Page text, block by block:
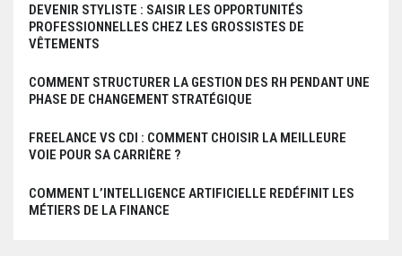
DEVENIR STYLISTE : SAISIR LES OPPORTUNITÉS
PROFESSIONNELLES CHEZ LES GROSSISTES DE
VÊTEMENTS
COMMENT STRUCTURER LA GESTION DES RH PENDANT UNE
PHASE DE CHANGEMENT STRATÉGIQUE
FREELANCE VS CDI : COMMENT CHOISIR LA MEILLEURE
VOIE POUR SA CARRIÈRE ?
COMMENT L’INTELLIGENCE ARTIFICIELLE REDÉFINIT LES
MÉTIERS DE LA FINANCE